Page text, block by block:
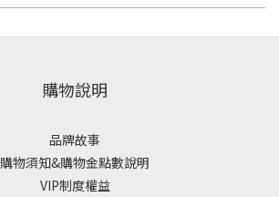
購物說明
品牌故事
購物須知&購物金點數說明
VIP制度權益